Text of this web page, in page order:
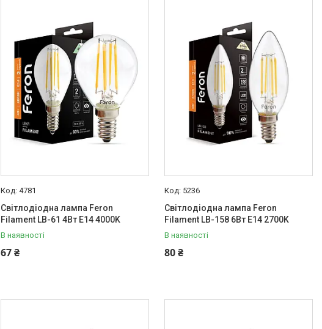
4781
Світлодіодна лампа Feron
Filament LB-61 4Вт E14 4000K
В наявності
67 ₴
5236
Світлодіодна лампа Feron
Filament LB-158 6Вт E14 2700K
В наявності
80 ₴